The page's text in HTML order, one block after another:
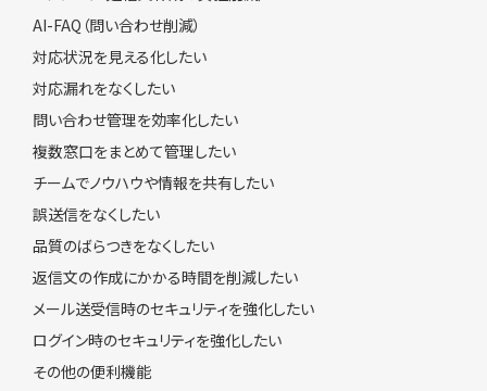
AI-FAQ（問い合わせ削減）
対応状況を見える化したい
対応漏れをなくしたい
問い合わせ管理を効率化したい
複数窓口をまとめて管理したい
チームでノウハウや情報を共有したい
誤送信をなくしたい
品質のばらつきをなくしたい
返信文の作成にかかる時間を削減したい
メール送受信時のセキュリティを強化したい
ログイン時のセキュリティを強化したい
その他の便利機能